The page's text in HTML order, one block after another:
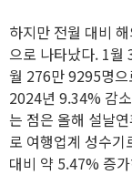
하지만 전월 대비
으로 나타났다. 1월
월 276만 9295명
2024년 9.34% 감
는 점은 올해 설날
로 여행업계 성수
대비 약 5.47% 증